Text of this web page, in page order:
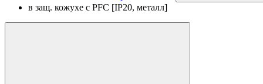
в защ. кожухе с PFC [IP20, металл]